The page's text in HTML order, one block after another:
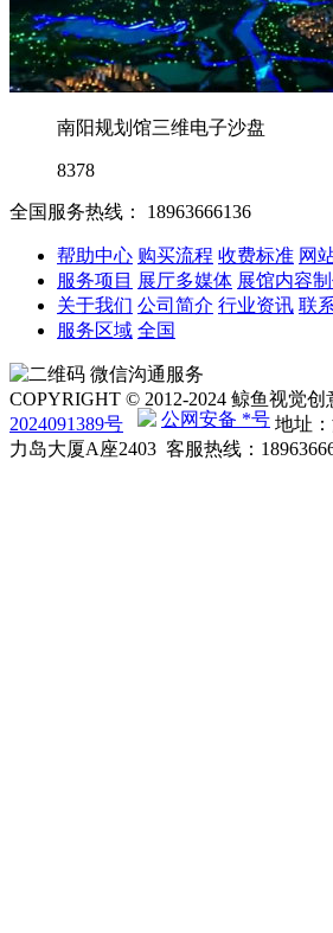
南阳规划馆三维电子沙盘
8378
全国服务热线： 18963666136
帮助中心 购买流程 收费标准 网
服务项目 展厅多媒体 展馆内容
关于我们 公司简介 行业资讯 联
服务区域 全国
微信沟通服务
COPYRIGHT © 2012-2024 鲸鱼视觉创
2024091389号
公网安备 *号 地址
力岛大厦A座2403 客服热线：